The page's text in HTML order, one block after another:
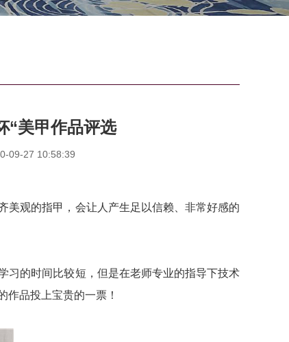
“美甲作品评选
09-27 10:58:39
观的指甲，会让人产生足以信赖、非常好感的
的时间比较短，但是在老师专业的指导下技术
作品投上宝贵的一票！